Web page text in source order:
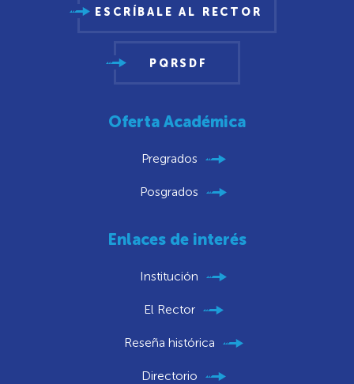
ESCRÍBALE AL RECTOR
PQRSDF
Oferta Académica
Pregrados
Posgrados
Enlaces de interés
Institución
El Rector
Reseña histórica
Directorio